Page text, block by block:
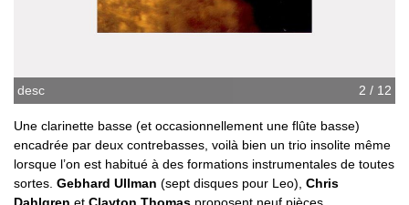
2 / 12
desc
Une clarinette basse (et occasionnellement une flûte basse)
encadrée par deux contrebasses, voilà bien un trio insolite même
lorsque l’on est habitué à des formations instrumentales de toutes
sortes. Gebhard Ullman (sept disques pour Leo), Chris